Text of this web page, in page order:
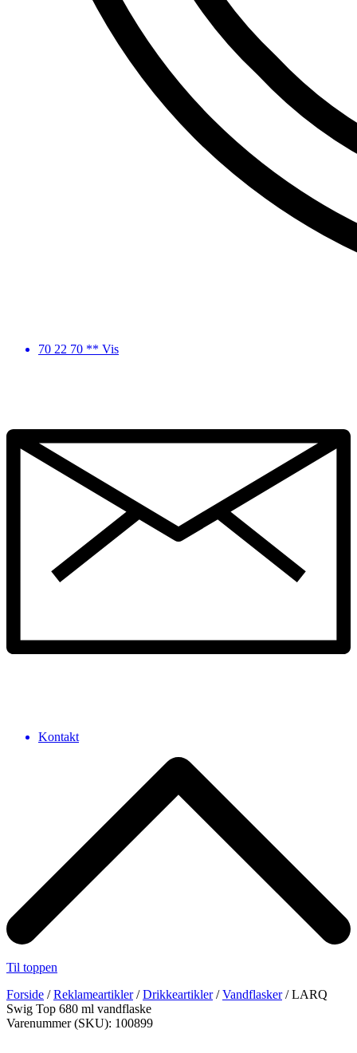
70 22 70 ** Vis
Kontakt
Til toppen
Forside /Reklameartikler/Drikkeartikler/Vandflasker/ LARQ
Swig Top 680 ml vandflaske
Varenummer (SKU): 100899